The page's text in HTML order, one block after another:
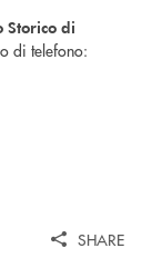
Storico di
di telefono:
SHARE